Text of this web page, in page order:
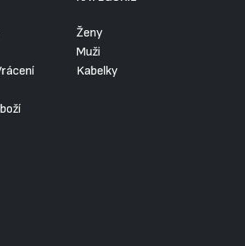
Ženy
Muži
Kabelky